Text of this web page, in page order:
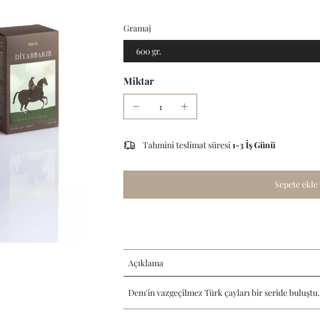
Gramaj
600 gr.
Miktar
Tahmini teslimat süresi1-3 İş Günü
Sepete ekle
Açıklama
Dem'in vazgeçilmez Türk çayları bir seride buluştu.